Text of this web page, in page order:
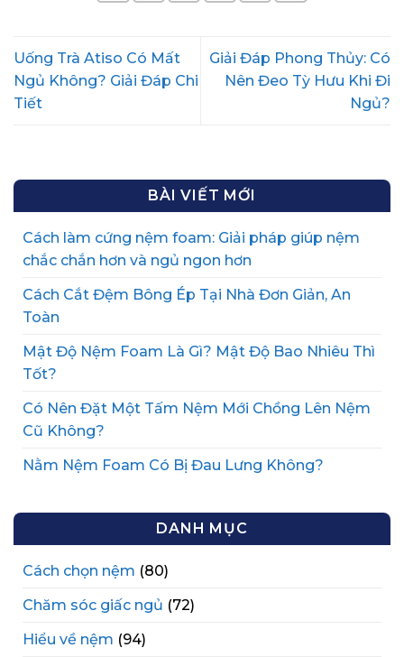
Uống Trà Atiso Có Mất
Ngủ Không? Giải Đáp Chi
Tiết
Giải Đáp Phong Thủy: Có
Nên Đeo Tỳ Hưu Khi Đi
Ngủ?
BÀI VIẾT MỚI
Cách làm cứng nệm foam: Giải pháp giúp nệm
chắc chắn hơn và ngủ ngon hơn
Cách Cắt Đệm Bông Ép Tại Nhà Đơn Giản, An
Toàn
Mật Độ Nệm Foam Là Gì? Mật Độ Bao Nhiêu Thì
Tốt?
Có Nên Đặt Một Tấm Nệm Mới Chồng Lên Nệm
Cũ Không?
Nằm Nệm Foam Có Bị Đau Lưng Không?
DANH MỤC
Cách chọn nệm (80)
Chăm sóc giấc ngủ (72)
Hiểu về nệm (94)